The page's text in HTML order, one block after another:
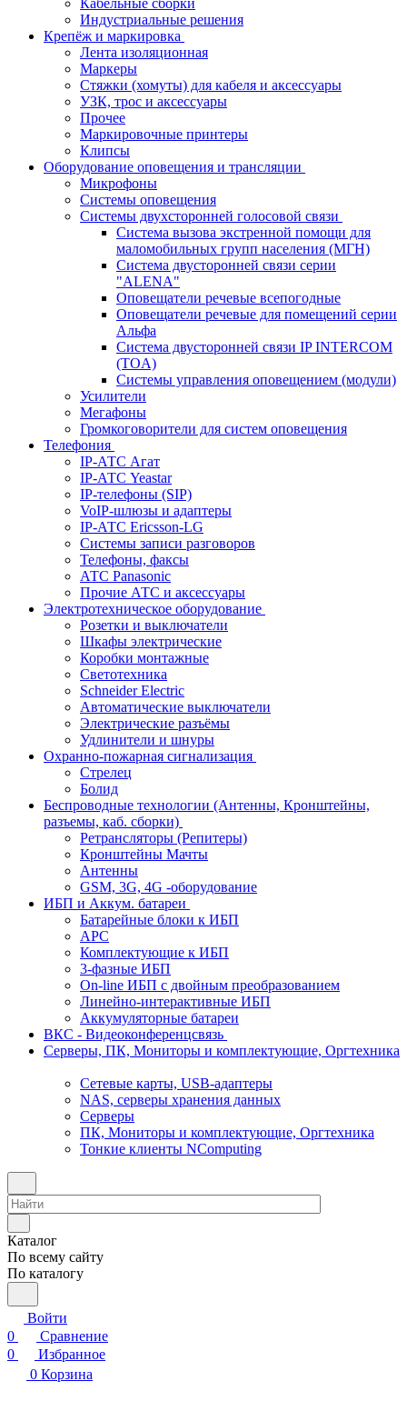
Кабельные сборки
Индустриальные решения
Крепёж и маркировка
Лента изоляционная
Маркеры
Стяжки (хомуты) для кабеля и аксессуары
УЗК, трос и аксессуары
Прочее
Маркировочные принтеры
Клипсы
Оборудование оповещения и трансляции
Микрофоны
Системы оповещения
Системы двухсторонней голосовой связи
Система вызова экстренной помощи для
маломобильных групп населения (МГН)
Система двусторонней связи серии
"ALENA"
Оповещатели речевые всепогодные
Оповещатели речевые для помещений серии
Альфа
Система двусторонней связи IP INTERCOM
(TOA)
Системы управления оповещением (модули)
Усилители
Мегафоны
Громкоговорители для систем оповещения
Телефония
IP-АТС Агат
IP-АТС Yeastar
IP-телефоны (SIP)
VoIP-шлюзы и адаптеры
IP-АТС Ericsson-LG
Системы записи разговоров
Телефоны, факсы
АТС Panasonic
Прочие АТС и аксессуары
Электротехническое оборудование
Розетки и выключатели
Шкафы электрические
Коробки монтажные
Светотехника
Schneider Electric
Автоматические выключатели
Электрические разъёмы
Удлинители и шнуры
Охранно-пожарная сигнализация
Стрелец
Болид
Беспроводные технологии (Антенны, Кронштейны,
разъемы, каб. сборки)
Ретрансляторы (Репитеры)
Кронштейны Мачты
Антенны
GSM, 3G, 4G -оборудование
ИБП и Аккум. батареи
Батарейные блоки к ИБП
APC
Комплектующие к ИБП
3-фазные ИБП
On-line ИБП с двойным преобразованием
Линейно-интерактивные ИБП
Аккумуляторные батареи
ВКС - Видеоконференцсвязь
Серверы, ПК, Мониторы и комплектующие, Оргтехника
Сетевые карты, USB-адаптеры
NAS, серверы хранения данных
Серверы
ПК, Мониторы и комплектующие, Оргтехника
Тонкие клиенты NComputing
Каталог
По всему сайту
По каталогу
Войти
0
Сравнение
0
Избранное
0 Корзина